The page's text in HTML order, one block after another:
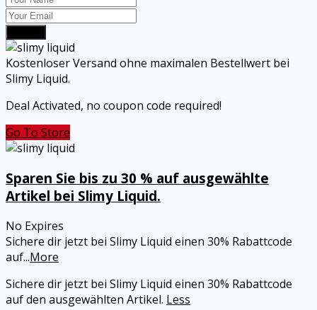
Kostenloser Versand ohne maximalen Bestellwert bei
Slimy Liquid.
Deal Activated, no coupon code required!
Go To Store
Sparen Sie bis zu 30 % auf ausgewählte
Artikel bei Slimy Liquid.
No Expires
Sichere dir jetzt bei Slimy Liquid einen 30% Rabattcode
auf...More
Sichere dir jetzt bei Slimy Liquid einen 30% Rabattcode
auf den ausgewählten Artikel. Less